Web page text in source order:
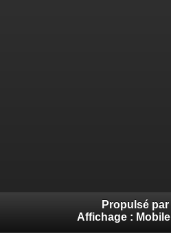
Propulsé par
Affichage : Mobile